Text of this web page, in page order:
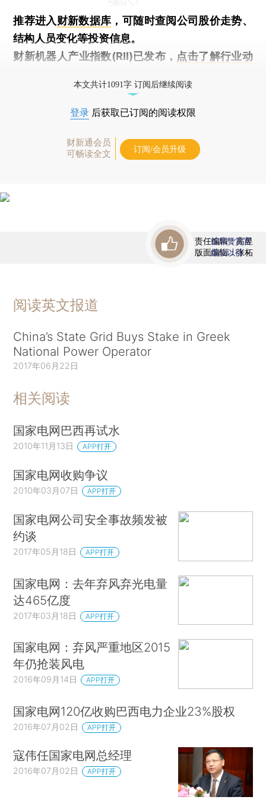
推荐进入财新数据库 ，可随时查阅公司股价走势、
结构人员变化等投资信息。
财新机器人产业指数(RII)已发布， 点击了解行业动
本文共计1091字 订阅后继续阅读
登录 后获取已订阅的阅读权限
财新通会员
可畅读全文
订阅/会员升级
责任编辑：高昱
版面编辑：张柘
首席赞赏官
虚位以待
阅读英文报道
China’s State Grid Buys Stake in Greek
National Power Operator
2017年06月22日
相关阅读
国家电网巴西再试水
2010年11月13日 APP打开
国家电网收购争议
2010年03月07日 APP打开
国家电网公司安全事故频发被
约谈
2017年05月18日 APP打开
国家电网：去年弃风弃光电量
达465亿度
2017年03月18日 APP打开
国家电网：弃风严重地区2015
年仍抢装风电
2016年09月14日 APP打开
国家电网120亿收购巴西电力企业23%股权
2016年07月02日 APP打开
寇伟任国家电网总经理
2016年07月02日 APP打开